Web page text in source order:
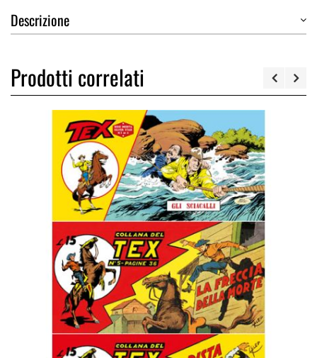
Descrizione
Prodotti correlati